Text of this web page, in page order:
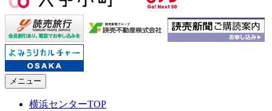
メニュー
横浜センターTOP